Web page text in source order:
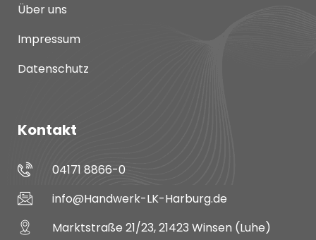
Über uns
Impressum
Datenschutz
Kontakt
04171 8866-0
info@Handwerk-LK-Harburg.de
Marktstraße 21/23, 21423 Winsen (Luhe)